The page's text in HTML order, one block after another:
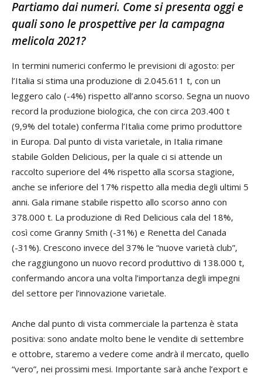
Partiamo dai numeri. Come si presenta oggi e
quali sono le prospettive per la campagna
melicola 2021?
In termini numerici confermo le previsioni di agosto: per
l’Italia si stima una produzione di 2.045.611 t, con un
leggero calo (-4%) rispetto all’anno scorso. Segna un nuovo
record la produzione biologica, che con circa 203.400 t
(9,9% del totale) conferma l’Italia come primo produttore
in Europa. Dal punto di vista varietale, in Italia rimane
stabile Golden Delicious, per la quale ci si attende un
raccolto superiore del 4% rispetto alla scorsa stagione,
anche se inferiore del 17% rispetto alla media degli ultimi 5
anni. Gala rimane stabile rispetto allo scorso anno con
378.000 t. La produzione di Red Delicious cala del 18%,
così come Granny Smith (-31%) e Renetta del Canada
(-31%). Crescono invece del 37% le “nuove varietà club”,
che raggiungono un nuovo record produttivo di 138.000 t,
confermando ancora una volta l’importanza degli impegni
del settore per l’innovazione varietale.
Anche dal punto di vista commerciale la partenza è stata
positiva: sono andate molto bene le vendite di settembre
e ottobre, staremo a vedere come andrà il mercato, quello
“vero”, nei prossimi mesi. Importante sarà anche l’export e